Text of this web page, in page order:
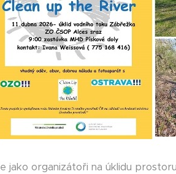
jako organizátoři na úklidu